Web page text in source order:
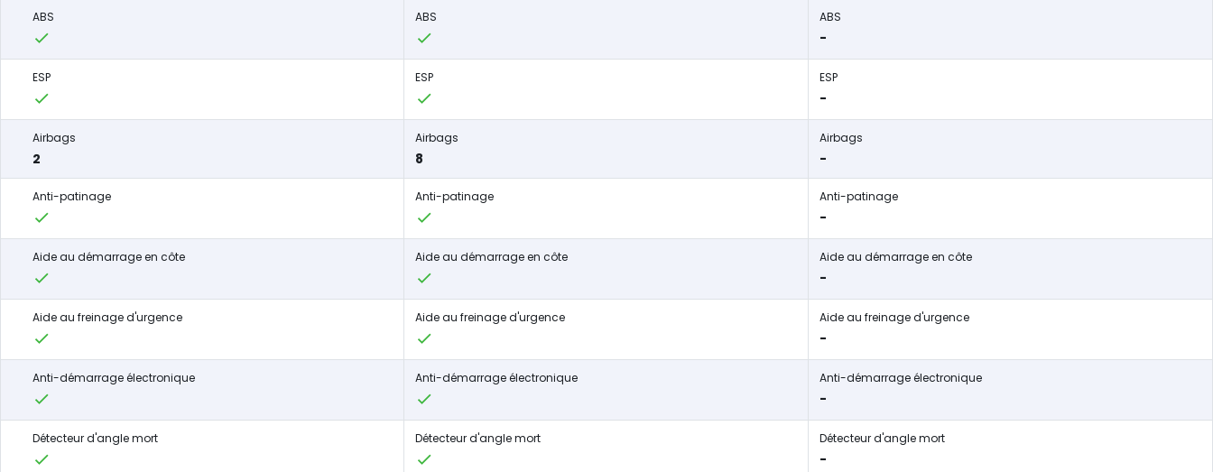
ABS ABS ABS
-
ESP ESP ESP
-
Airbags
2
Airbags
8
Airbags
-
Anti-patinage Anti-patinage Anti-patinage
-
Aide au démarrage en côte Aide au démarrage en côte Aide au démarrage en côte
-
Aide au freinage d'urgence Aide au freinage d'urgence Aide au freinage d'urgence
-
Anti-démarrage électronique Anti-démarrage électronique Anti-démarrage électronique
-
Détecteur d'angle mort Détecteur d'angle mort Détecteur d'angle mort
-